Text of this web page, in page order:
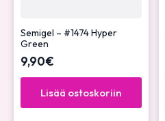
Semigel – #1474 Hyper
Green
9,90€
Lisää ostoskoriin